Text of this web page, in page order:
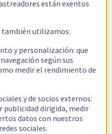
están exentos
también utilizamos:
y personalización: que
según sus
medir el rendimiento de
y de socios externos:
publicidad dirigida, medir
datos con nuestros
sociales.